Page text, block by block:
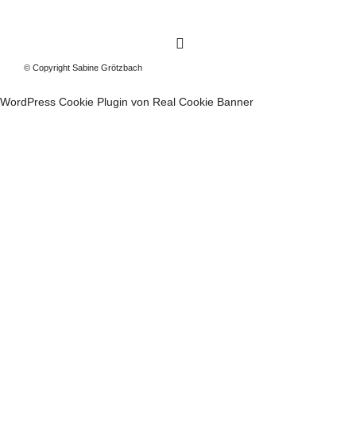
© Copyright Sabine Grötzbach
WordPress Cookie Plugin von Real Cookie Banner